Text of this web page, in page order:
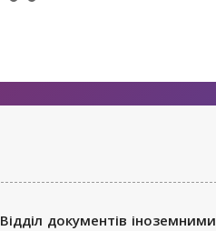
Відділ документів іноземними